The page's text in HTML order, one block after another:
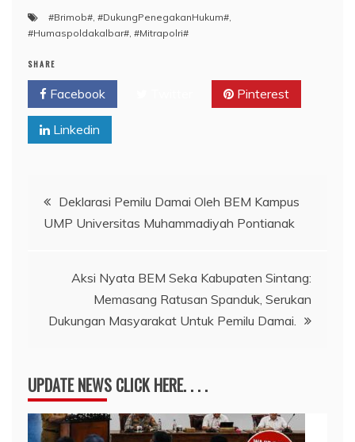
#Brimob# #DukungPenegakanHukum#
#Humaspoldakalbar# #Mitrapolri#
SHARE
Facebook Pinterest
Linkedin
Navigasi
pos
Deklarasi Pemilu Damai Oleh BEM Kampus
UMP Universitas Muhammadiyah Pontianak
Aksi Nyata BEM Seka Kabupaten Sintang:
Memasang Ratusan Spanduk, Serukan
Dukungan Masyarakat Untuk Pemilu Damai.
UPDATE NEWS CLICK HERE. . . .